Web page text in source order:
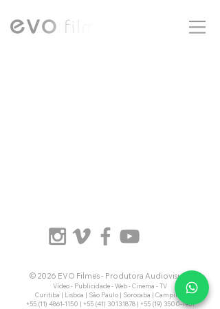
© 2026 EVO Filmes - Produtora Audiovisual
Vídeo - Publicidade - Web - Cinema - TV
Curitiba | Lisboa | São Paulo | Sorocaba | Campinas
+55 (11) 4861-1150 | +55 (41) 3013.1878| +55 (19) 3500-1981